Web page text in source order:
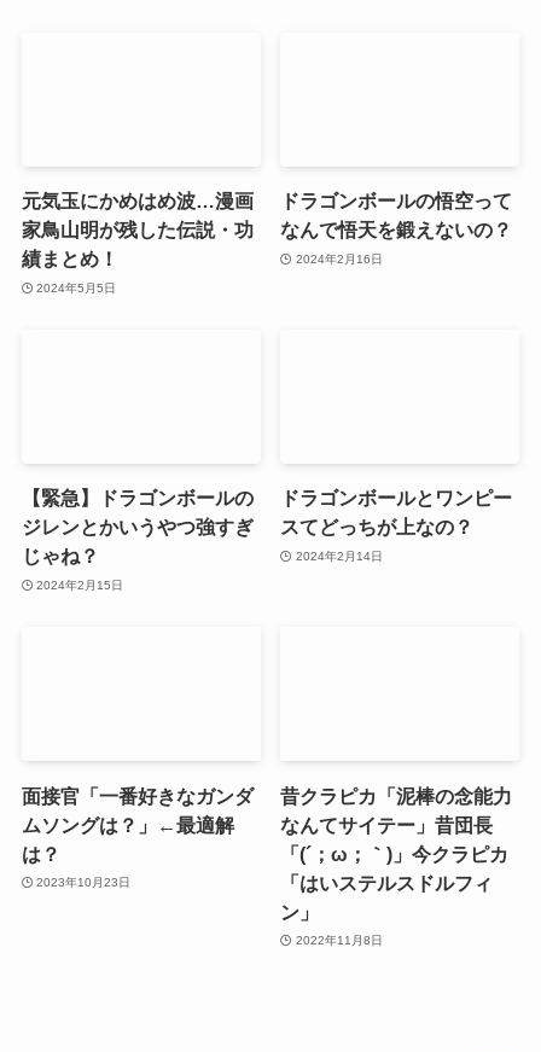
元気玉にかめはめ波…漫画
家鳥山明が残した伝説・功
績まとめ！
2024年5月5日
ドラゴンボールの悟空って
なんで悟天を鍛えないの？
2024年2月16日
【緊急】ドラゴンボールの
ジレンとかいうやつ強すぎ
じゃね？
2024年2月15日
ドラゴンボールとワンピー
スてどっちが上なの？
2024年2月14日
面接官「一番好きなガンダ
ムソングは？」←最適解
は？
2023年10月23日
昔クラピカ「泥棒の念能力
なんてサイテー」昔団長
「(´；ω；｀)」今クラピカ
「はいステルスドルフィ
ン」
2022年11月8日